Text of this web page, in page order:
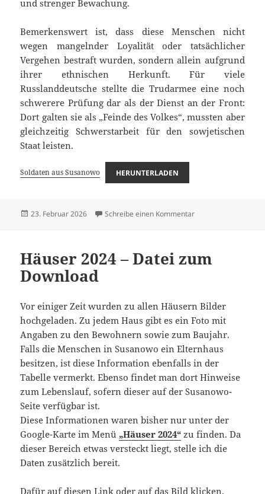
und strenger Bewachung.
Bemerkenswert ist, dass diese Menschen nicht
wegen mangelnder Loyalität oder tatsächlicher
Vergehen bestraft wurden, sondern allein aufgrund
ihrer ethnischen Herkunft. Für viele
Russlanddeutsche stellte die Trudarmee eine noch
schwerere Prüfung dar als der Dienst an der Front:
Dort galten sie als „Feinde des Volkes“, mussten aber
gleichzeitig Schwerstarbeit für den sowjetischen
Staat leisten.
Soldaten aus Susanowo HERUNTERLADEN
Veröffentlicht
23. Februar 2026 Schreibe einen Kommentarzu Soldaten aus
Häuser 2024 – Datei zum
Download
Vor einiger Zeit wurden zu allen Häusern Bilder
hochgeladen. Zu jedem Haus gibt es ein Foto mit
Angaben zu den Bewohnern sowie zum Baujahr.
Falls die Menschen in Susanowo ein Elternhaus
besitzen, ist diese Information ebenfalls in der
Tabelle vermerkt. Ebenso findet man dort Hinweise
zum Lebenslauf, sofern dieser auf der Susanowo-
Seite verfügbar ist.
Diese Informationen waren bisher nur unter der
Google-Karte im Menü „Häuser 2024“ zu finden. Da
dieser Bereich etwas versteckt liegt, stelle ich die
Daten zusätzlich bereit.
Dafür auf diesen Link oder auf das Bild klicken.